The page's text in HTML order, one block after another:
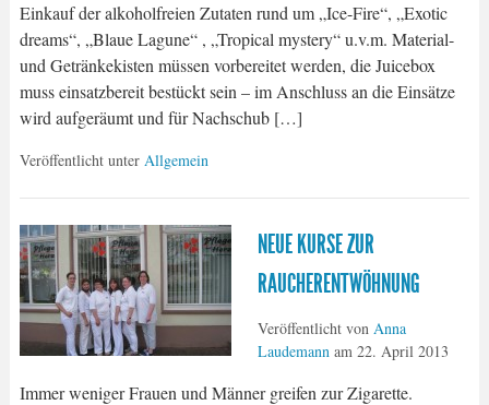
Einkauf der alkoholfreien Zutaten rund um „Ice-Fire“, „Exotic
dreams“, „Blaue Lagune“ , „Tropical mystery“ u.v.m. Material-
und Getränkekisten müssen vorbereitet werden, die Juicebox
muss einsatzbereit bestückt sein – im Anschluss an die Einsätze
wird aufgeräumt und für Nachschub […]
Veröffentlicht unter Allgemein
NEUE KURSE ZUR
RAUCHERENTWÖHNUNG
Veröffentlicht von Anna
Laudemannam 22. April 2013
Immer weniger Frauen und Männer greifen zur Zigarette.